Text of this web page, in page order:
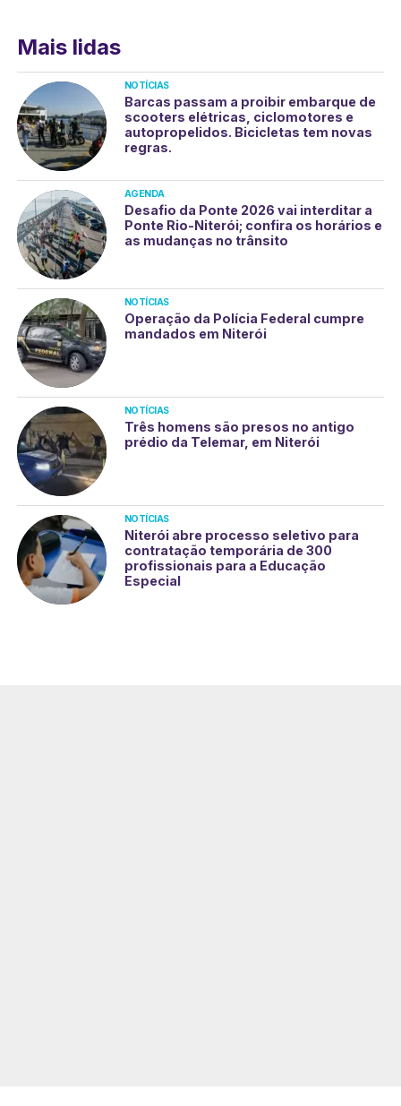
Mais lidas
NOTÍCIAS
Barcas passam a proibir embarque de
scooters elétricas, ciclomotores e
autopropelidos. Bicicletas tem novas
regras.
AGENDA
Desafio da Ponte 2026 vai interditar a
Ponte Rio-Niterói; confira os horários e
as mudanças no trânsito
NOTÍCIAS
Operação da Polícia Federal cumpre
mandados em Niterói
NOTÍCIAS
Três homens são presos no antigo
prédio da Telemar, em Niterói
NOTÍCIAS
Niterói abre processo seletivo para
contratação temporária de 300
profissionais para a Educação
Especial